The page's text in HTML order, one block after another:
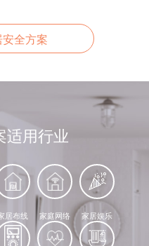
全方案
适用行业
居布线 家庭网络 家居娱乐